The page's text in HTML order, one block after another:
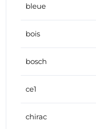
bleue
bois
bosch
ce1
chirac